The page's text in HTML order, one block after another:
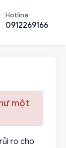
Hotline
0912269166
một
ro cho